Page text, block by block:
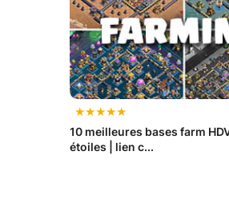
★★★★★
10 meilleures bases farm
étoiles | lien c...